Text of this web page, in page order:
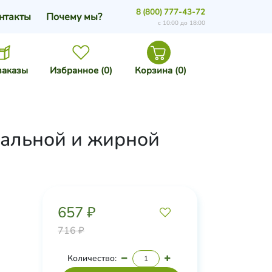
Избранное (0) Корзина (0)
Почему мы? 8 (800) 777-43-72
с 10:00 до 18:00
и жирной
657 ₽
716 ₽
Количество: